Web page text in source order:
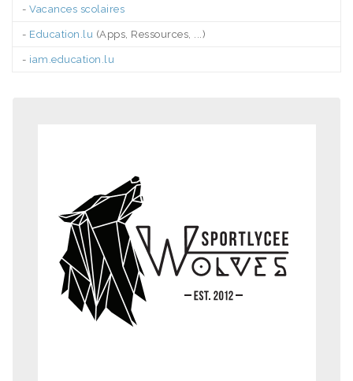
- Vacances scolaires
- Education.lu (Apps, Ressources, ...)
- iam.education.lu